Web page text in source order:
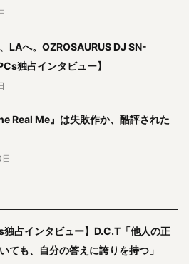
LAへ。OZROSAURUS DJ SN-
独占インタビュー】
Real Me』は失敗作か、酷評された
独占インタビュー】D.C.T「他人の正
ても、自分の答えに誇りを持つ」